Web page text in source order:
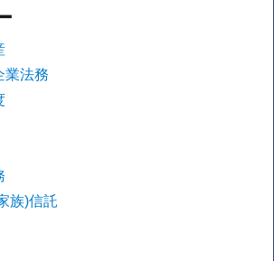
業法務
族)信託